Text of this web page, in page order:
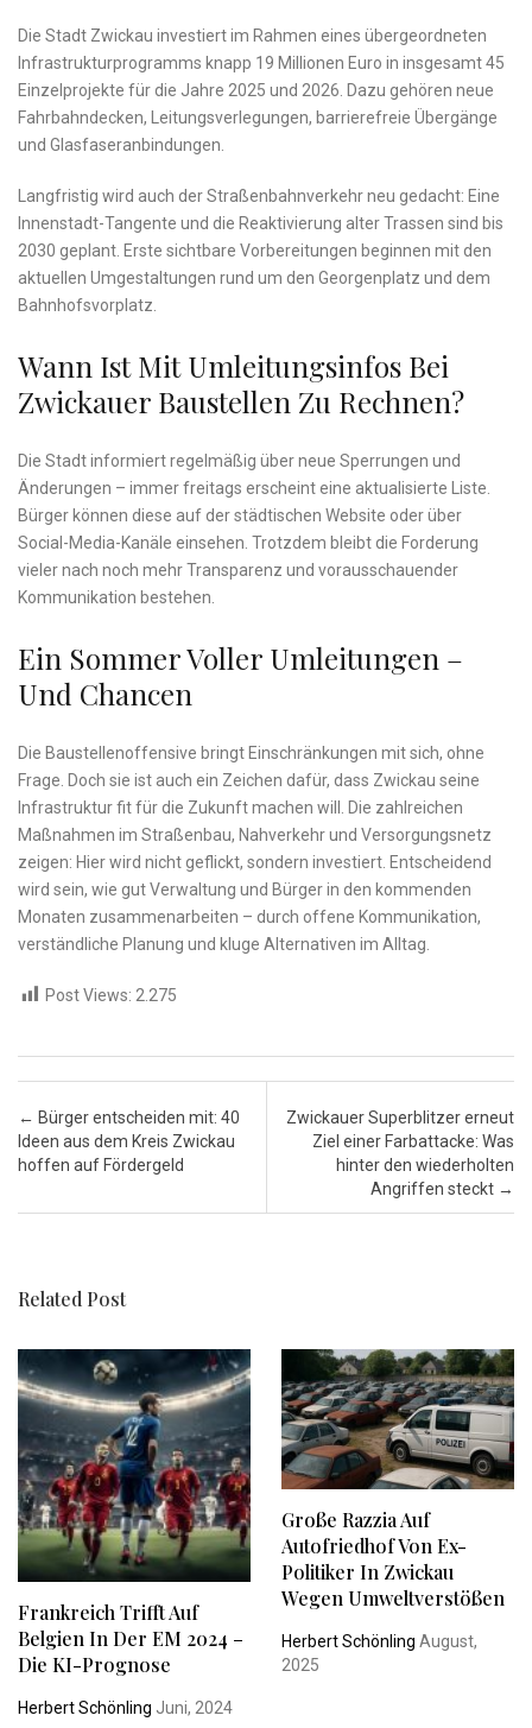
Die Stadt Zwickau investiert im Rahmen eines übergeordneten
Infrastrukturprogramms knapp 19 Millionen Euro in insgesamt 45
Einzelprojekte für die Jahre 2025 und 2026. Dazu gehören neue
Fahrbahndecken, Leitungsverlegungen, barrierefreie Übergänge
und Glasfaseranbindungen.
Langfristig wird auch der Straßenbahnverkehr neu gedacht: Eine
Innenstadt-Tangente und die Reaktivierung alter Trassen sind bis
2030 geplant. Erste sichtbare Vorbereitungen beginnen mit den
aktuellen Umgestaltungen rund um den Georgenplatz und dem
Bahnhofsvorplatz.
Wann Ist Mit Umleitungsinfos Bei
Zwickauer Baustellen Zu Rechnen?
Die Stadt informiert regelmäßig über neue Sperrungen und
Änderungen – immer freitags erscheint eine aktualisierte Liste.
Bürger können diese auf der städtischen Website oder über
Social-Media-Kanäle einsehen. Trotzdem bleibt die Forderung
vieler nach noch mehr Transparenz und vorausschauender
Kommunikation bestehen.
Ein Sommer Voller Umleitungen –
Und Chancen
Die Baustellenoffensive bringt Einschränkungen mit sich, ohne
Frage. Doch sie ist auch ein Zeichen dafür, dass Zwickau seine
Infrastruktur fit für die Zukunft machen will. Die zahlreichen
Maßnahmen im Straßenbau, Nahverkehr und Versorgungsnetz
zeigen: Hier wird nicht geflickt, sondern investiert. Entscheidend
wird sein, wie gut Verwaltung und Bürger in den kommenden
Monaten zusammenarbeiten – durch offene Kommunikation,
verständliche Planung und kluge Alternativen im Alltag.
Post Views: 2.275
Post navigation
← Bürger entscheiden mit: 40
Ideen aus dem Kreis Zwickau
hoffen auf Fördergeld
Zwickauer Superblitzer erneut
Ziel einer Farbattacke: Was
hinter den wiederholten
Angriffen steckt →
Related Post
Frankreich Trifft Auf
Belgien In Der EM 2024 –
Die KI-Prognose
Herbert Schönling Juni, 2024
Große Razzia Auf
Autofriedhof Von Ex-
Politiker In Zwickau
Wegen Umweltverstößen
Herbert Schönling August,
2025